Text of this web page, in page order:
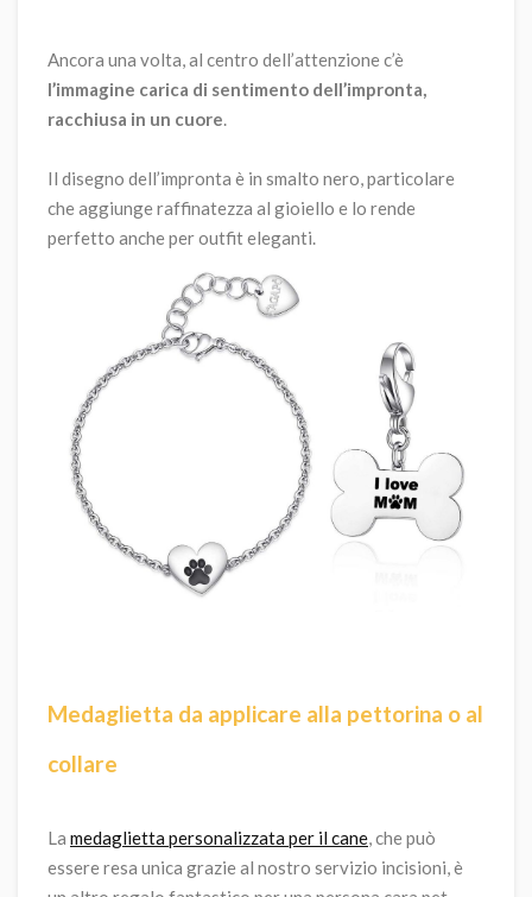
Ancora una volta, al centro dell’attenzione c’è
l’immagine carica di sentimento dell’impronta,
racchiusa in un cuore.
Il disegno dell’impronta è in smalto nero, particolare
che aggiunge raffinatezza al gioiello e lo rende
perfetto anche per outfit eleganti.
Medaglietta da applicare alla pettorina o al
collare
La medaglietta personalizzata per il cane, che può
essere resa unica grazie al nostro servizio incisioni, è